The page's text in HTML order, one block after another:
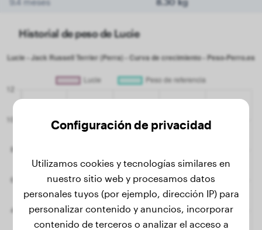
Historial de peso de Lucie
Configuración de privacidad
Utilizamos cookies y tecnologías similares en
nuestro sitio web y procesamos datos
personales tuyos (por ejemplo, dirección IP) para
personalizar contenido y anuncios, incorporar
contenido de terceros o analizar el acceso a